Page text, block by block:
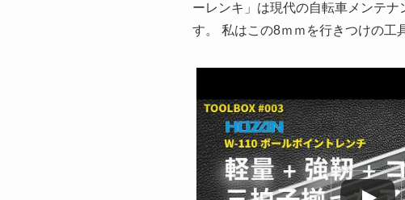
ーレンキ」は現代の自転車メンテ
す。 私はこの8ｍｍを行きつけの工
この動画を YouTube で視聴